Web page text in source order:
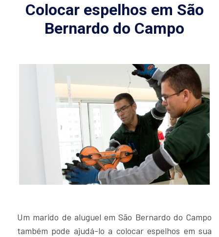
Colocar espelhos em São
Bernardo do Campo
Um marido de aluguel em São Bernardo do Campo
também pode ajudá-lo a colocar espelhos em sua